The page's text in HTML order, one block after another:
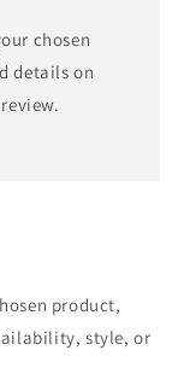
chosen
details on
product,
style, or